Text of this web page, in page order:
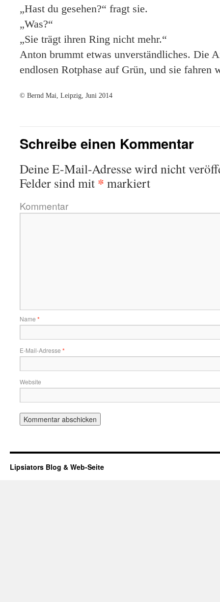
„Hast du gesehen?“ fragt sie.
„Was?“
„Sie trägt ihren Ring nicht mehr.“
Anton brummt etwas unverständliches. Die
endlosen Rotphase auf Grün, und sie fahren
© Bernd Mai, Leipzig, Juni 2014
Schreibe einen Kommentar
Deine E-Mail-Adresse wird nicht
Felder sind mit * markiert
Kommentar
Name *
E-Mail-Adresse *
Website
Lipsiators Blog & Web-Seite